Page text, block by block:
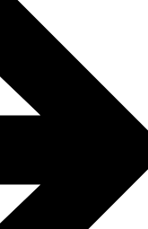
destacar a
no setor agroalimentar e
dos setores
tem desenvolvido.
Espaço dos claustros,